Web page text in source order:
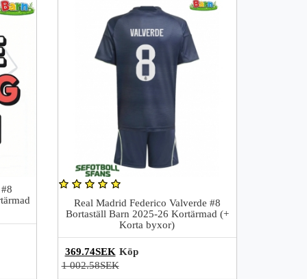
Real Madrid Federico Valverde #8
Bortaställ Barn 2025-26 Kortärmad (+
Korta byxor)
369.74SEK
1 002.58SEK
Köp